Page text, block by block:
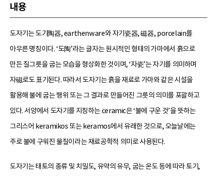
내용
도자기는 도기陶器, earthenware와 자기瓷器, 磁器, porcelain를
아우른 명칭이다. ‘도陶’라는 글자는 원시적인 형태의 가마에서 흙으로
만든 질그릇을 굽는 모습을 형상화한 것이며, ‘자瓷’는 자기를 의미하며
자磁로도 표기된다. 따라서 도자기는 흙을 재료로 가마와 같은 시설을
활용해 불에 굽는 행위 또는 그 결과로 만들어진 그릇의 의미를 포괄하고
있다. 서양에서 도자기를 지칭하는 ceramic은 ‘불에 구운 것’을 뜻하는
그리스어 keramikos 또는 keramos에서 유래한 것으로, 오늘날에는
주로 불에 구워진 물질이라는 재료공학적 의미로 사용된다.
도자기는 태토의 종류 및 치밀도, 유약의 유무, 굽는 온도 등에 따라 토기,